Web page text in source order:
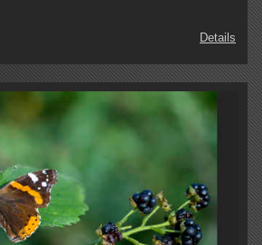
Details